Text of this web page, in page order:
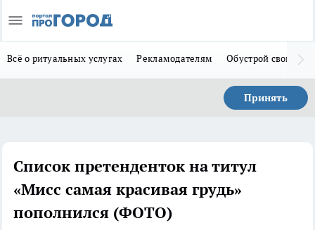
Всё о ритуальных услугах Рекламодателям Обустрой свой дом
Принять
Список претенденток на титул
«Мисс самая красивая грудь»
пополнился (ФОТО)